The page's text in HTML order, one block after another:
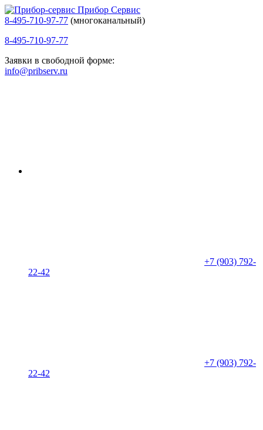
Прибор Сервис
8-495-710-97-77 (многоканальный)
8-495-710-97-77
Заявки в свободной форме:
info@pribserv.ru
+7 (903) 792-
22-42
+7 (903) 792-
22-42